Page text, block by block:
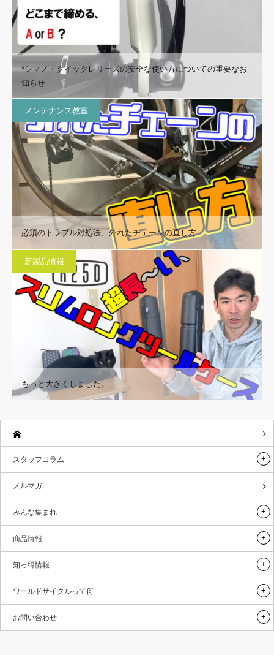
*シマノ・クイックレリーズの安全な使い方についての重要なお
知らせ
メンテナンス教室
必須のトラブル対処法、外れたチェーンの直し方
新製品情報
もっと大きくしました。
スタッフコラム
メルマガ
みんな集まれ
商品情報
知っ得情報
ワールドサイクルって何
お問い合わせ